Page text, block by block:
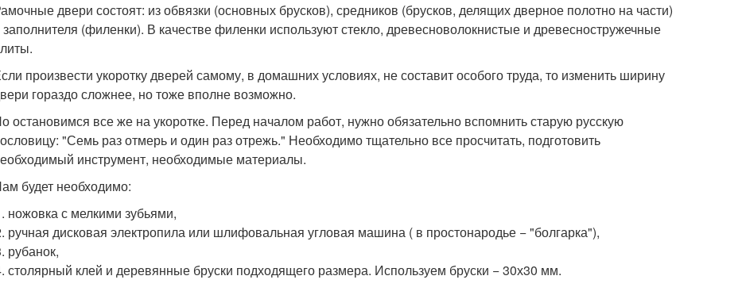
двери состоят: из обвязки (основных брусков), средников (брусков, делящих дверное полотно на части)
заполнителя (филенки). В качестве филенки используют стекло, древесноволокнистые и древесностружечные
произвести укоротку дверей самому, в домашних условиях, не составит особого труда, то изменить ширину
гораздо сложнее, но тоже вполне возможно.
остановимся все же на укоротке. Перед началом работ, нужно обязательно вспомнить старую русскую
"Семь раз отмерь и один раз отрежь." Необходимо тщательно все просчитать, подготовить
инструмент, необходимые материалы.
будет необходимо:
ножовка с мелкими зубьями,
ручная дисковая электропила или шлифовальная угловая машина ( в простонародье − "болгарка"),
рубанок,
столярный клей и деревянные бруски подходящего размера. Используем бруски − 30х30 мм.